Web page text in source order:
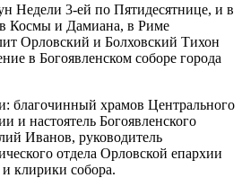
Недели 3-ей по Пятидесятнице, и в
Космы и Дамиана, в Риме
Орловский и Болховский Тихон
в Богоявленском соборе города
благочинный храмов Центрального
и настоятель Богоявленского
Иванов, руководитель
отдела Орловской епархии
клирики собора.